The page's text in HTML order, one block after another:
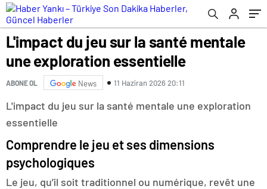
L'impact du jeu sur la santé mentale
une exploration essentielle
ABONE OL News 11 Haziran 2026 20:11
L'impact du jeu sur la santé mentale une exploration
essentielle
Comprendre le jeu et ses dimensions
psychologiques
Le jeu, qu’il soit traditionnel ou numérique, revêt une